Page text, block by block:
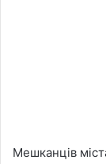
Мешканців